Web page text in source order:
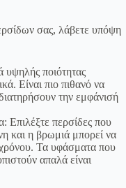
σας, λάβετε υπόψη
υψηλής ποιότητας
Είναι πιο πιθανό να
την εμφάνισή
Επιλέξτε περσίδες που
και η βρωμιά μπορεί να
Τα υφάσματα που
απαλά είναι